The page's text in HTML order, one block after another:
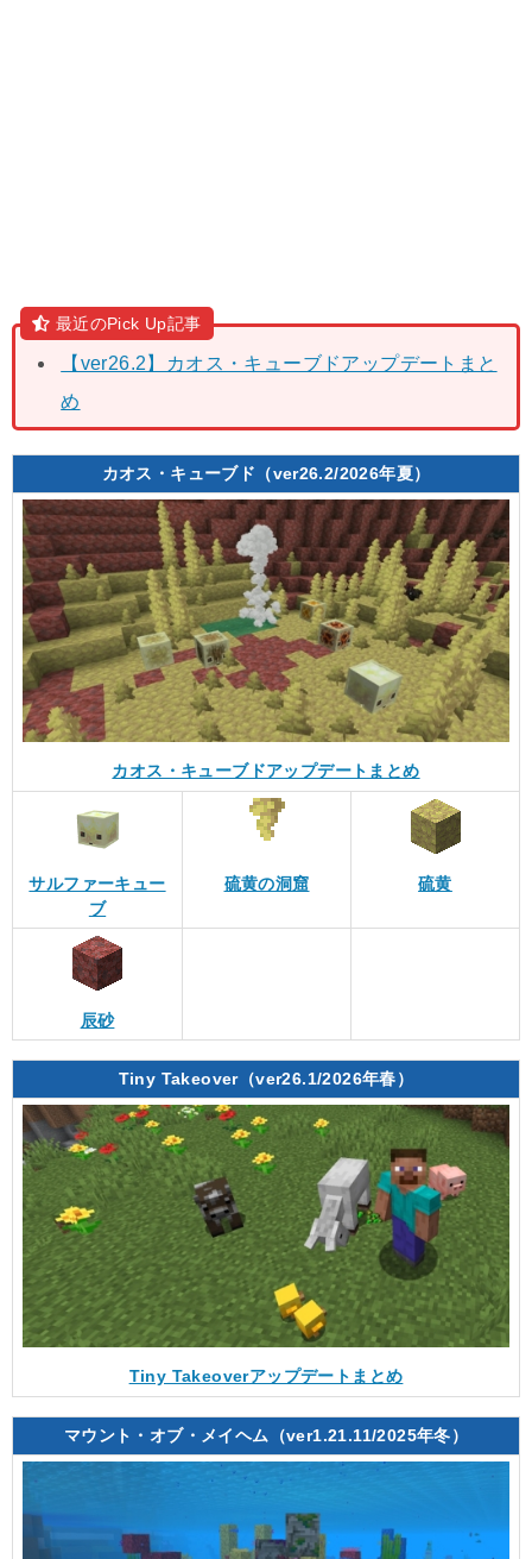
最近のPick Up記事
【ver26.2】カオス・キューブドアップデートまと
め
カオス・キューブド（ver26.2/2026年夏）
カオス・キューブドアップデートまとめ
サルファーキュー
ブ
硫黄の洞窟 硫黄
辰砂
Tiny Takeover（ver26.1/2026年春）
Tiny Takeoverアップデートまとめ
マウント・オブ・メイヘム（ver1.21.11/2025年冬）